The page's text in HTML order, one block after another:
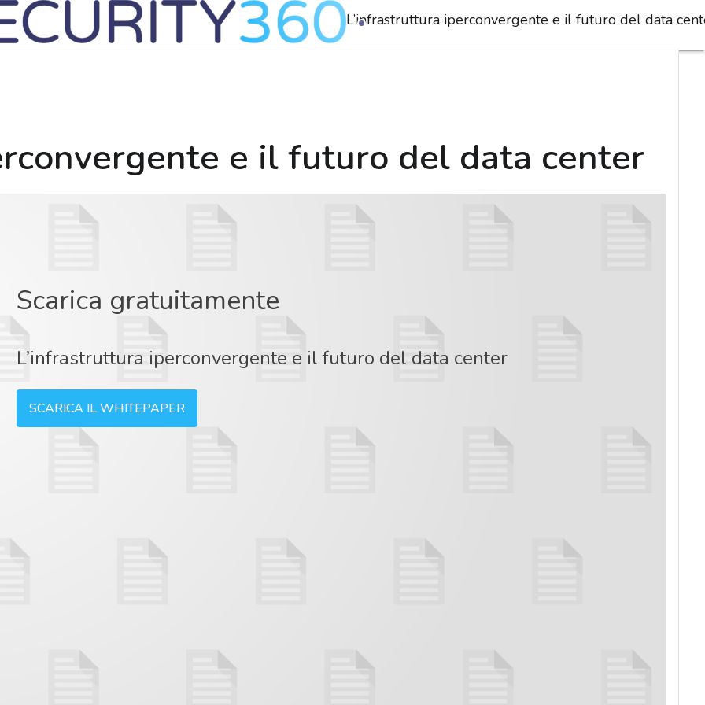
L’infrastruttura iperconvergente e il futuro del data
e il futuro del data center
Scarica gratuitamente
L’infrastruttura iperconvergente e il futuro del data center
SCARICA IL WHITEPAPER